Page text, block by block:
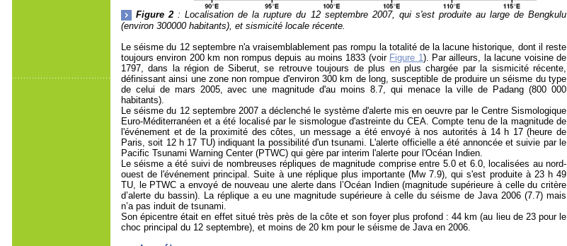
Figure 2 : Localisation de la rupture du 12 septembre 2007, qui s'est produite au large de Bengkulu
(environ 300000 habitants), et sismicité locale récente.
Le séisme du 12 septembre n'a vraisemblablement pas rompu la totalité de la lacune historique, dont il reste
toujours environ 200 km non rompus depuis au moins 1833 (voir Figure 1). Par ailleurs, la lacune voisine de
1797, dans la région de Siberut, se retrouve toujours de plus en plus chargée par la sismicité récente,
définissant ainsi une zone non rompue d'environ 300 km de long, susceptible de produire un séisme du type
de celui de mars 2005, avec une magnitude d'au moins 8.7, qui menace la ville de Padang (800 000
habitants).
Le séisme du 12 septembre 2007 a déclenché le système d'alerte mis en oeuvre par le Centre Sismologique
Euro-Méditerranéen et a été localisé par le sismologue d'astreinte du CEA. Compte tenu de la magnitude de
l'événement et de la proximité des côtes, un message a été envoyé à nos autorités à 14 h 17 (heure de
Paris, soit 12 h 17 TU) indiquant la possibilité d'un tsunami. L'alerte officielle a été annoncée et suivie par le
Pacific Tsunami Warning Center (PTWC) qui gère par interim l'alerte pour l'Océan Indien.
Le séisme a été suivi de nombreuses répliques de magnitude comprise entre 5.0 et 6.0, localisées au nord-
ouest de l'événement principal. Suite à une réplique plus importante (Mw 7.9), qui s'est produite à 23 h 49
TU, le PTWC a envoyé de nouveau une alerte dans l’Océan Indien (magnitude supérieure à celle du critère
d’alerte du bassin). La réplique a eu une magnitude supérieure à celle du séisme de Java 2006 (7.7) mais
n’a pas induit de tsunami.
Son épicentre était en effet situé très près de la côte et son foyer plus profond : 44 km (au lieu de 23 pour le
choc principal du 12 septembre), et moins de 20 km pour le séisme de Java en 2006.